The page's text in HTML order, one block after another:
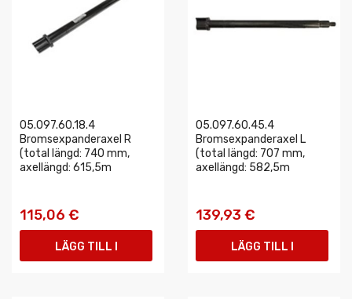
05.097.60.18.4
Bromsexpanderaxel R
(total längd: 740 mm,
axellängd: 615,5m
115,06 €
LÄGG TILL I
05.097.60.45.4
Bromsexpanderaxel L
(total längd: 707 mm,
axellängd: 582,5m
139,93 €
LÄGG TILL I